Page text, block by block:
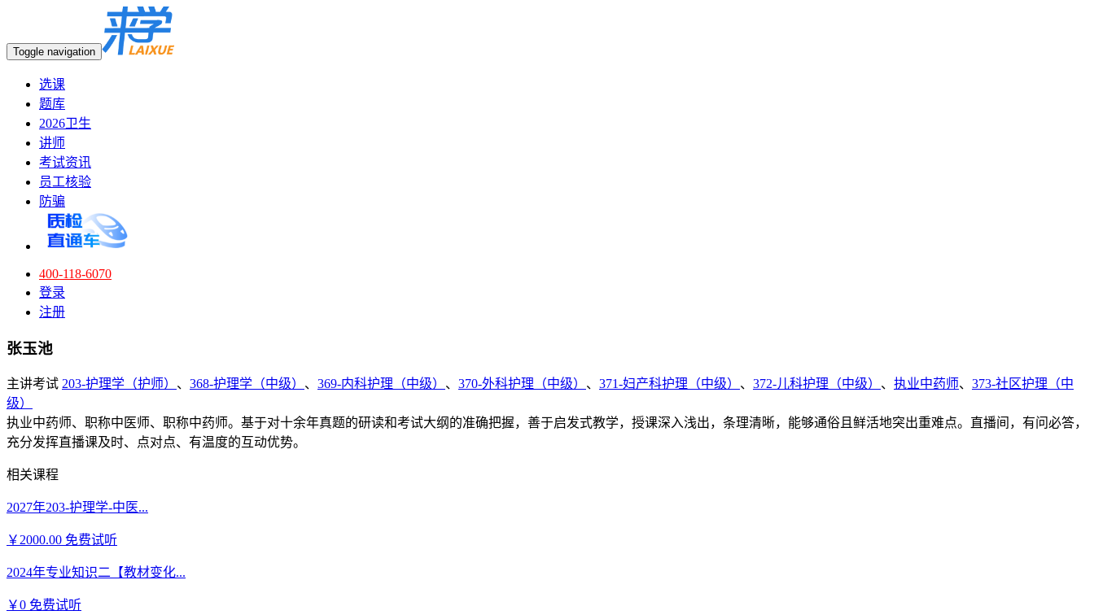
Toggle navigation
选课
题库
2026卫生
讲师
考试资讯
员工核验
防骗
400-118-6070
登录
注册
张玉池
主讲考试 203-护理学（护师） 、 368-护理学（中级） 、 369-内科护理（中级） 、 370-外科护理（中级） 、 371-妇产科护理（中级） 、 372-儿科护理（中级） 、 执业中药师、 373-社区护理（中
级）
执业中药师、职称中医师、职称中药师。基于对十余年真题的研读和考试大纲的准确把握，善于启发式教学，授课深入浅出，条理清晰，能够通俗且鲜活地突出重难点。直播间，有问必答，
充分发挥直播课及时、点对点、有温度的互动优势。
相关课程
2027年203-护理学-中医...
￥2000.00 免费试听
2024年专业知识二【教材变化...
￥0 免费试听